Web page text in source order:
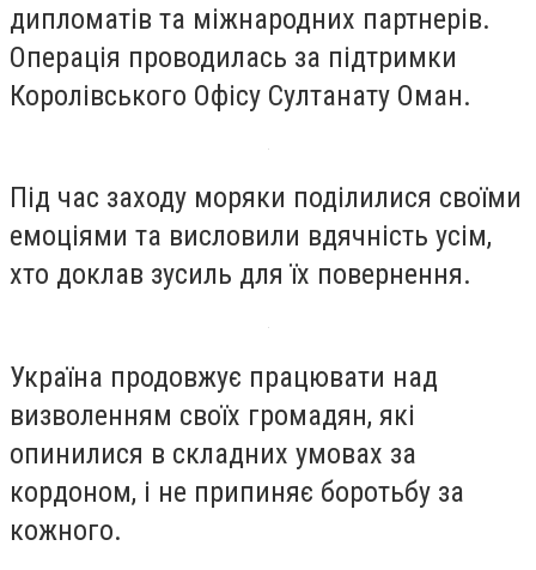
дипломатів та міжнародних партнерів.
Операція проводилась за підтримки
Королівського Офісу Султанату Оман.
Під час заходу моряки поділилися своїми
емоціями та висловили вдячність усім,
хто доклав зусиль для їх повернення.
Україна продовжує працювати над
визволенням своїх громадян, які
опинилися в складних умовах за
кордоном, і не припиняє боротьбу за
кожного.